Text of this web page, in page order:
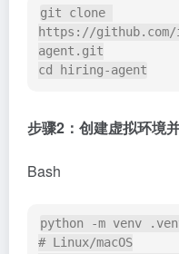
git clone
https://
agent.git
cd hiring-agent
步骤2：创建虚拟环境
Bash
python -m venv
# Linux/macOS